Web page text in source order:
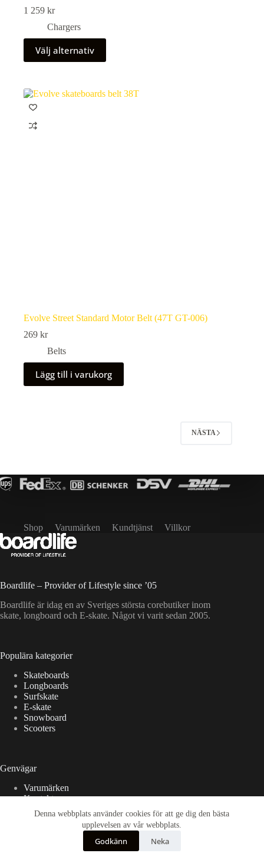
Denna webbplats använder cookies för att ge dig den bästa
upplevelsen av vår webbplats.
Godkänn Neka
1 259 kr
Chargers
Välj alternativ
Den
produkten
varianter.
De
alternativen
Evolve Street Standard Motor Belt (47T GT-006)
269 kr
Belts
Lägg till i varukorg
NÄSTA
Shop Varumärken Kundtjänst Villkor
Boardlife – Provider of Lifestyle since ’05
Boardlife är idag en av Sveriges största corebutiker inom
skate, longboard och E-skate. Något vi varit sedan 2005.
Populära kategorier
Skateboards
Longboards
Surfskate
E-skate
Snowboard
Scooters
Genvägar
Varumärken
Kontakt
Kundtjänst
Vanliga frågor & Svar